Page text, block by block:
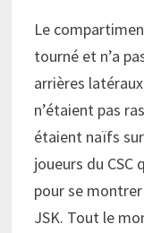
Le
tourné et n’a
arrières
n’étaient pas
étaient naïfs
joueurs du
pour se
JSK. Tout le